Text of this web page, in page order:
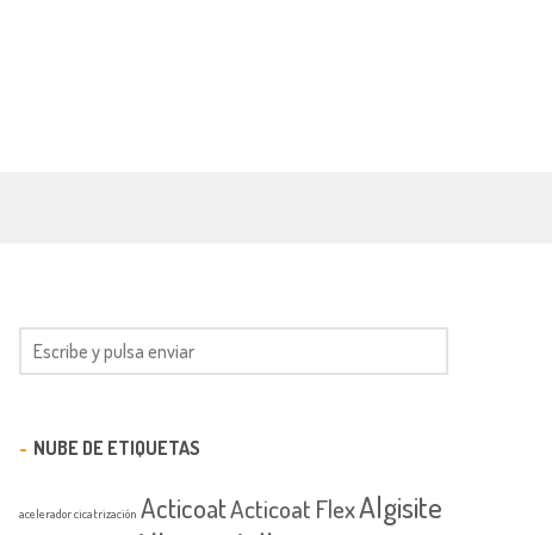
NUBE DE ETIQUETAS
acelerador cicatrización ActicoatActicoat FlexAlgisite